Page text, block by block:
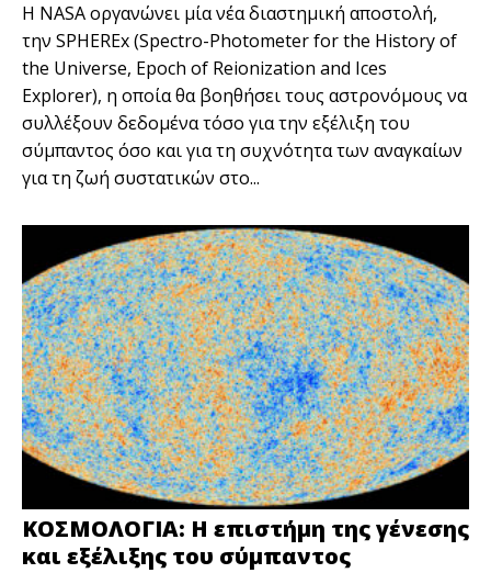
Η NASA οργανώνει μία νέα διαστημική αποστολή,
την SPHEREx (Spectro-Photometer for the History of
the Universe, Epoch of Reionization and Ices
Explorer), η οποία θα βοηθήσει τους αστρονόμους να
συλλέξουν δεδομένα τόσο για την εξέλιξη του
σύμπαντος όσο και για τη συχνότητα των αναγκαίων
για τη ζωή συστατικών στο...
ΚΟΣΜΟΛΟΓΙΑ: Η επιστήμη της γένεσης
και εξέλιξης του σύμπαντος